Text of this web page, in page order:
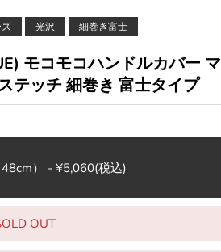
光沢 細巻き富士
モコモコハンドルカバー マ
テッチ 細巻き 富士タイプ
48cm） - ¥5,060(税込)
OUT